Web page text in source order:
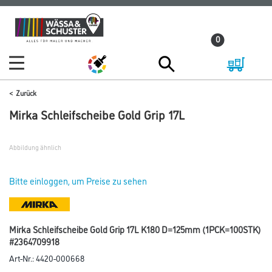
Zum
Inhalt
Zum
Navigationsmenü
0
Zurück
Mirka Schleifscheibe Gold Grip 17L
Abbildung ähnlich
Bitte einloggen, um Preise zu sehen
Mirka Schleifscheibe Gold Grip 17L K180 D=125mm (1PCK=100STK)
#2364709918
Art-Nr.:4420-000668